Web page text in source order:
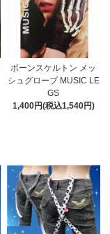
ボーンスケルトン メッ
シュグローブ MUSIC LE
GS
1,400円(税込1,540円)